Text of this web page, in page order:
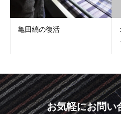
亀田縞の復活
お気軽にお問い